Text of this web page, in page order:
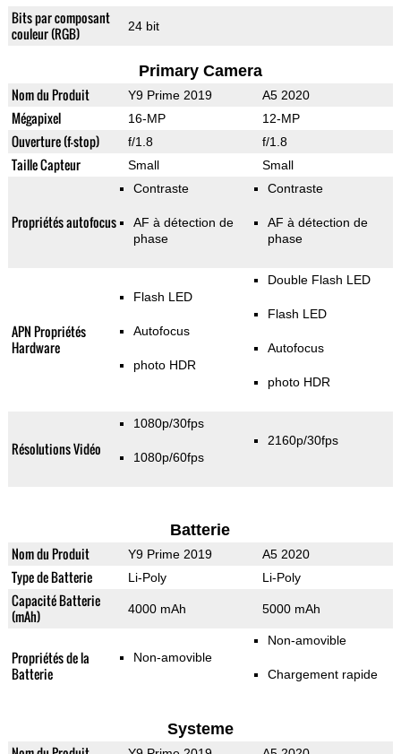
Bits par composant
couleur (RGB)
24 bit
Primary Camera
Nom du Produit Y9 Prime 2019 A5 2020
Mégapixel 16-MP 12-MP
Ouverture (f-stop) f/1.8 f/1.8
Taille Capteur Small Small
Propriétés autofocus
Contraste
AF à détection de
phase
Contraste
AF à détection de
phase
APN Propriétés
Hardware
Flash LED
Autofocus
photo HDR
Double Flash LED
Flash LED
Autofocus
photo HDR
Résolutions Vidéo
1080p/30fps
1080p/60fps
2160p/30fps
Batterie
Nom du Produit Y9 Prime 2019 A5 2020
Type de Batterie Li-Poly Li-Poly
Capacité Batterie
(mAh)
4000 mAh 5000 mAh
Propriétés de la
Batterie
Non-amovible
Non-amovible
Chargement rapide
Systeme